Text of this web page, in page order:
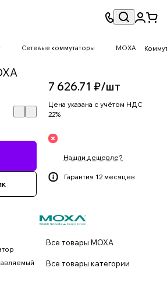
Сетевые коммутаторы MOXA
7 626.71 ₽/шт
Цена указана с учётом НДС
22%
Нашли дешевле?
Гарантия 12 месяцев
Все товары MOXA
Все товары категории